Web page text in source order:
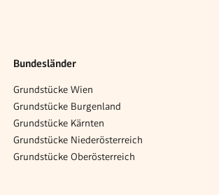
Bundesländer
Grundstücke Wien
Grundstücke Burgenland
Grundstücke Kärnten
Grundstücke Niederösterreich
Grundstücke Oberösterreich